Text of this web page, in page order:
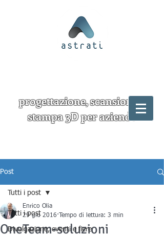
progettazione, scansione e
stampa 3D per aziende
Post
Tutti i post
Divulgazione, eventi e fiere
Tutti i post
OneTeam-soluzioni
Enrico Olia
29 giu 2016
Tempo di lettura: 3 min